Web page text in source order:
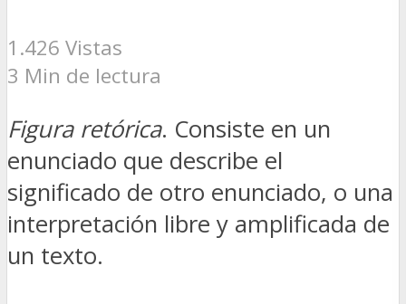
1.426 Vistas
3 Min de lectura
Figura retórica. Consiste en un
enunciado que describe el
significado de otro enunciado, o una
interpretación libre y amplificada de
un texto.